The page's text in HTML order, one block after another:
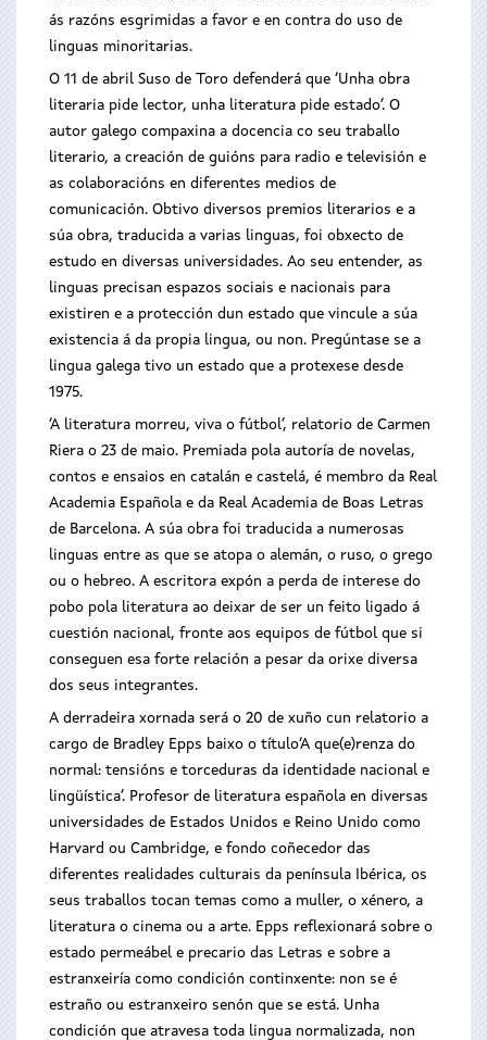
ás razóns esgrimidas a favor e en contra do uso de
linguas minoritarias.
O 11 de abril Suso de Toro defenderá que ‘Unha obra
literaria pide lector, unha literatura pide estado’. O
autor galego compaxina a docencia co seu traballo
literario, a creación de guións para radio e televisión e
as colaboracións en diferentes medios de
comunicación. Obtivo diversos premios literarios e a
súa obra, traducida a varias linguas, foi obxecto de
estudo en diversas universidades. Ao seu entender, as
linguas precisan espazos sociais e nacionais para
existiren e a protección dun estado que vincule a súa
existencia á da propia lingua, ou non. Pregúntase se a
lingua galega tivo un estado que a protexese desde
1975.
‘A literatura morreu, viva o fútbol’, relatorio de Carmen
Riera o 23 de maio. Premiada pola autoría de novelas,
contos e ensaios en catalán e castelá, é membro da Real
Academia Española e da Real Academia de Boas Letras
de Barcelona. A súa obra foi traducida a numerosas
linguas entre as que se atopa o alemán, o ruso, o grego
ou o hebreo. A escritora expón a perda de interese do
pobo pola literatura ao deixar de ser un feito ligado á
cuestión nacional, fronte aos equipos de fútbol que si
conseguen esa forte relación a pesar da orixe diversa
dos seus integrantes.
A derradeira xornada será o 20 de xuño cun relatorio a
cargo de Bradley Epps baixo o título‘A que(e)renza do
normal: tensións e torceduras da identidade nacional e
lingüística’. Profesor de literatura española en diversas
universidades de Estados Unidos e Reino Unido como
Harvard ou Cambridge, e fondo coñecedor das
diferentes realidades culturais da península Ibérica, os
seus traballos tocan temas como a muller, o xénero, a
literatura o cinema ou a arte. Epps reflexionará sobre o
estado permeábel e precario das Letras e sobre a
estranxeiría como condición continxente: non se é
estraño ou estranxeiro senón que se está. Unha
condición que atravesa toda lingua normalizada, non